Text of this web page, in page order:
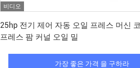
비디오
25hp 전기 제어 자동 오일 프레스 머신
프레스 팜 커널 오일 밀
가장 좋은 가격 을 구하라